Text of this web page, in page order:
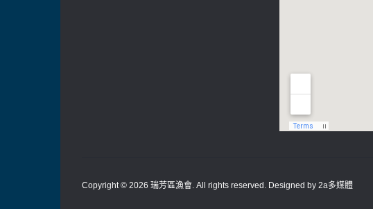
Copyright © 2026 瑞芳區漁會 . All rights reserved. Designed by 2a多媒體